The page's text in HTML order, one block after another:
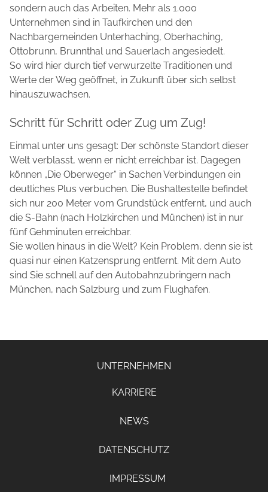
sondern auch das Arbeiten. Mehr als 1.000
Unternehmen sind in Taufkirchen und den
Nachbargemeinden Unterhaching, Oberhaching,
Ottobrunn, Brunnthal und Sauerlach angesiedelt.
So wird hier durch tief verwurzelte Traditionen und
Werte der Weg geöffnet, in Zukunft über sich selbst
hinauszuwachsen.
Schritt für Schritt oder Zug um Zug!
Einmal unter uns gesagt: Der schönste Standort dieser
Welt verblasst, wenn er nicht erreichbar ist. Dagegen
können „Die Oberweger“ in Sachen Verbindungen ein
deutliches Plus verbuchen. Die Bushaltestelle befindet
sich nur 200 Meter vom Grundstück entfernt, und auch
die S-Bahn (nach Holzkirchen und München) ist in nur
fünf Gehminuten erreichbar.
Sie wollen hinaus in die Welt? Kein Problem, denn sie ist
quasi nur einen Katzensprung entfernt. Mit dem Auto
sind Sie schnell auf den Autobahnzubringern nach
München, nach Salzburg und zum Flughafen.
UNTERNEHMEN
KARRIERE
NEWS
DATENSCHUTZ
IMPRESSUM